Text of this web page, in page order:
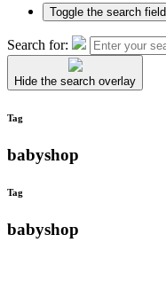
Toggle the search field
Search for:
Hide the search overlay
Tag
babyshop
Tag
babyshop